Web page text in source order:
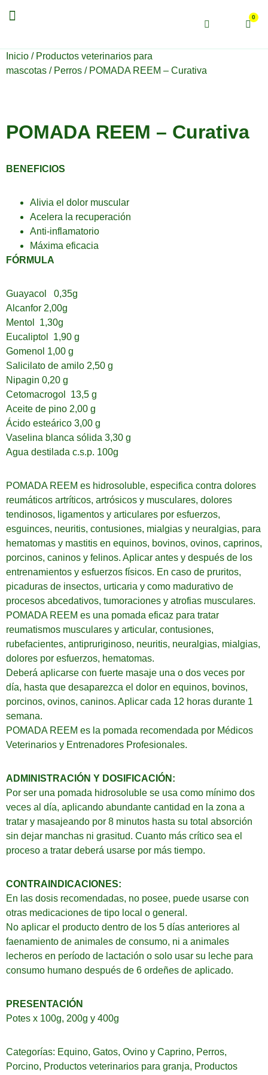
0
Inicio / Productos veterinarios para
mascotas / Perros / POMADA REEM – Curativa
POMADA REEM – Curativa
BENEFICIOS
Alivia el dolor muscular
Acelera la recuperación
Anti-inflamatorio
Máxima eficacia
FÓRMULA
Guayacol 0,35g
Alcanfor 2,00g
Mentol 1,30g
Eucaliptol 1,90 g
Gomenol 1,00 g
Salicilato de amilo 2,50 g
Nipagin 0,20 g
Cetomacrogol 13,5 g
Aceite de pino 2,00 g
Ácido esteárico 3,00 g
Vaselina blanca sólida 3,30 g
Agua destilada c.s.p. 100g
POMADA REEM es hidrosoluble, especifica contra dolores
reumáticos artríticos, artrósicos y musculares, dolores
tendinosos, ligamentos y articulares por esfuerzos,
esguinces, neuritis, contusiones, mialgias y neuralgias, para
hematomas y mastitis en equinos, bovinos, ovinos, caprinos,
porcinos, caninos y felinos. Aplicar antes y después de los
entrenamientos y esfuerzos físicos. En caso de pruritos,
picaduras de insectos, urticaria y como madurativo de
procesos abcedativos, tumoraciones y atrofias musculares.
POMADA REEM es una pomada eficaz para tratar
reumatismos musculares y articular, contusiones,
rubefacientes, antipruriginoso, neuritis, neuralgias, mialgias,
dolores por esfuerzos, hematomas.
Deberá aplicarse con fuerte masaje una o dos veces por
día, hasta que desaparezca el dolor en equinos, bovinos,
porcinos, ovinos, caninos. Aplicar cada 12 horas durante 1
semana.
POMADA REEM es la pomada recomendada por Médicos
Veterinarios y Entrenadores Profesionales.
ADMINISTRACIÓN Y DOSIFICACIÓN:
Por ser una pomada hidrosoluble se usa como mínimo dos
veces al día, aplicando abundante cantidad en la zona a
tratar y masajeando por 8 minutos hasta su total absorción
sin dejar manchas ni grasitud. Cuanto más crítico sea el
proceso a tratar deberá usarse por más tiempo.
CONTRAINDICACIONES:
En las dosis recomendadas, no posee, puede usarse con
otras medicaciones de tipo local o general.
No aplicar el producto dentro de los 5 días anteriores al
faenamiento de animales de consumo, ni a animales
lecheros en período de lactación o solo usar su leche para
consumo humano después de 6 ordeñes de aplicado.
PRESENTACIÓN
Potes x 100g, 200g y 400g
Categorías: Equino, Gatos, Ovino y Caprino, Perros,
Porcino, Productos veterinarios para granja, Productos